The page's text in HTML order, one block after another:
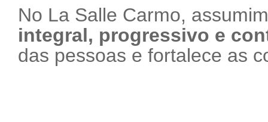
No La Salle Carmo,
integral, progressivo e
das pessoas e fortalece as